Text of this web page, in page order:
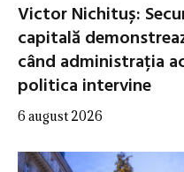
Victor Nichituș:
capitală
când administrația
politica intervine
6 august 2026